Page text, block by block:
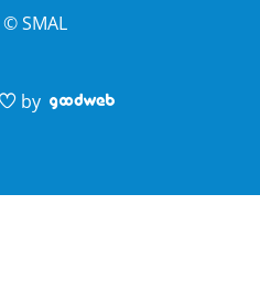
©SMAL
by